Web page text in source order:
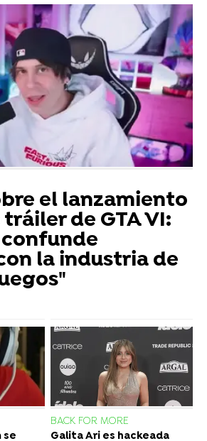
el lanzamiento
de GTA VI:
la industria de
se
BACK FOR MORE
Galita Ari es hackeada